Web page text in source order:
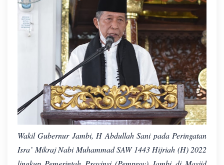
Wakil Gubernur Jambi, H Abdullah Sani pada Peringatan
Isra’ Mikraj Nabi Muhammad SAW 1443 Hijriah (H) 2022